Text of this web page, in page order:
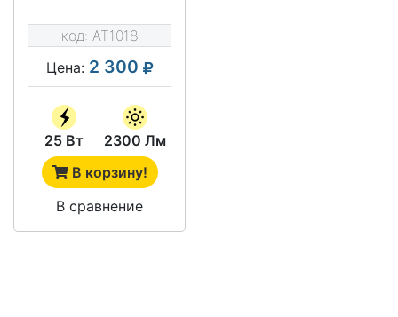
ДПО-42-40/25
СЕРИЯ АТ-ДПО-42
код: AT1018
Цена: 2 300
25 Вт
2300 Лм
В корзину!
В сравнение